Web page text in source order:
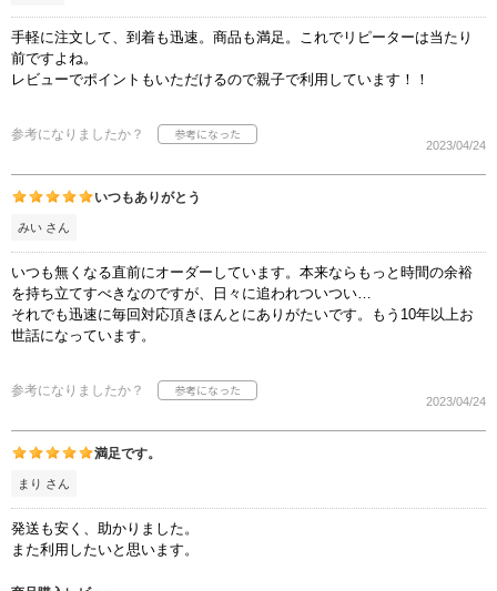
手軽に注文して、到着も迅速。商品も満足。これでリピーターは当たり
前ですよね。
レビューでポイントもいただけるので親子で利用しています！！
参考になりましたか？
2023/04/24
いつもありがとう
みい さん
いつも無くなる直前にオーダーしています。本来ならもっと時間の余裕
を持ち立てすべきなのですが、日々に追われついつい…
それでも迅速に毎回対応頂きほんとにありがたいです。もう10年以上お
世話になっています。
参考になりましたか？
2023/04/24
満足です。
まり さん
発送も安く、助かりました。
また利用したいと思います。